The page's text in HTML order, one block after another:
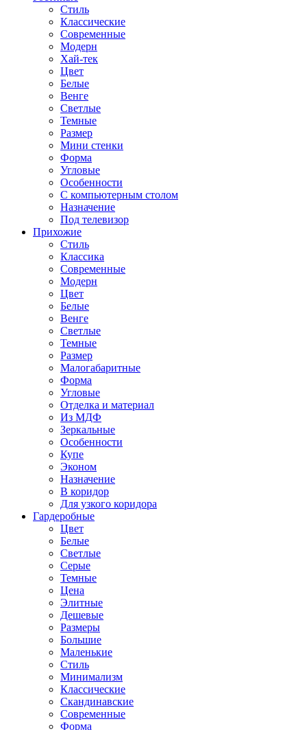
Стиль
Классические
Современные
Модерн
Хай-тек
Цвет
Белые
Венге
Светлые
Темные
Размер
Мини стенки
Форма
Угловые
Особенности
С компьютерным столом
Назначение
Под телевизор
Прихожие
Стиль
Классика
Современные
Модерн
Цвет
Белые
Венге
Светлые
Темные
Размер
Малогабаритные
Форма
Угловые
Отделка и материал
Из МДФ
Зеркальные
Особенности
Купе
Эконом
Назначение
В коридор
Для узкого коридора
Гардеробные
Цвет
Белые
Светлые
Серые
Темные
Цена
Элитные
Дешевые
Размеры
Большие
Маленькие
Стиль
Минимализм
Классические
Скандинавские
Современные
Форма